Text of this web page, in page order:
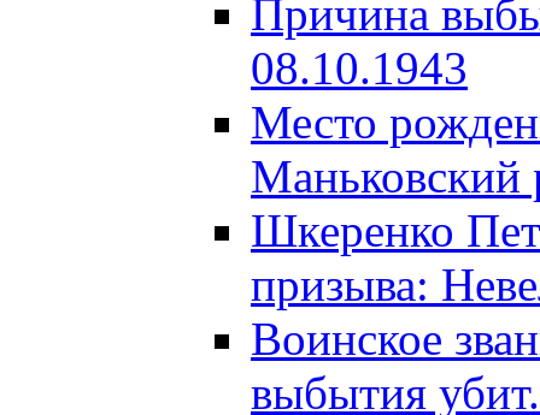
Причина
08.10.1943
Место
Маньковский
Шкеренко
призыва:
Воинское
выбытия убит.